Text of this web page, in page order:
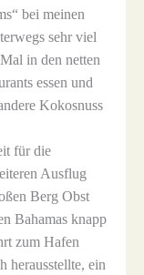
bei meinen
sehr viel
in den netten
essen und
Kokosnuss
für die
Ausflug
Berg Obst
Bahamas knapp
zum Hafen
herausstellte, ein